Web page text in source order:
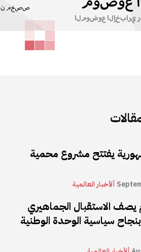
يفتتح مشروع محمية
ألأخبار العالمية
يصف الاستقبال الجماهيري
سياسية الوحدة الوطنية